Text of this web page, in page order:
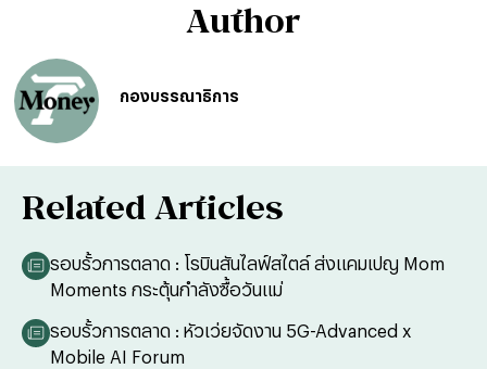
Author
กองบรรณาธิการ
Related Articles
รอบรั้วการตลาด : โรบินสันไลฟ์สไตล์ ส่งแคมเปญ Mom
Moments กระตุ้นกำลังซื้อวันแม่
รอบรั้วการตลาด : หัวเว่ยจัดงาน 5G-Advanced x
Mobile AI Forum